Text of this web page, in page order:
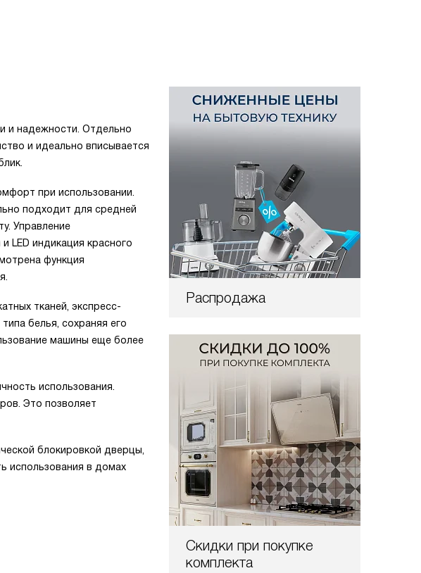
Распродажа
Скидки при покупке
комплекта
и надежности. Отдельно
и идеально вписывается
при использовании.
подходит для средней
Управление
LED индикация красного
функция
тканей, экспресс-
белья, сохраняя его
машины еще более
использования.
Это позволяет
блокировкой дверцы,
использования в домах